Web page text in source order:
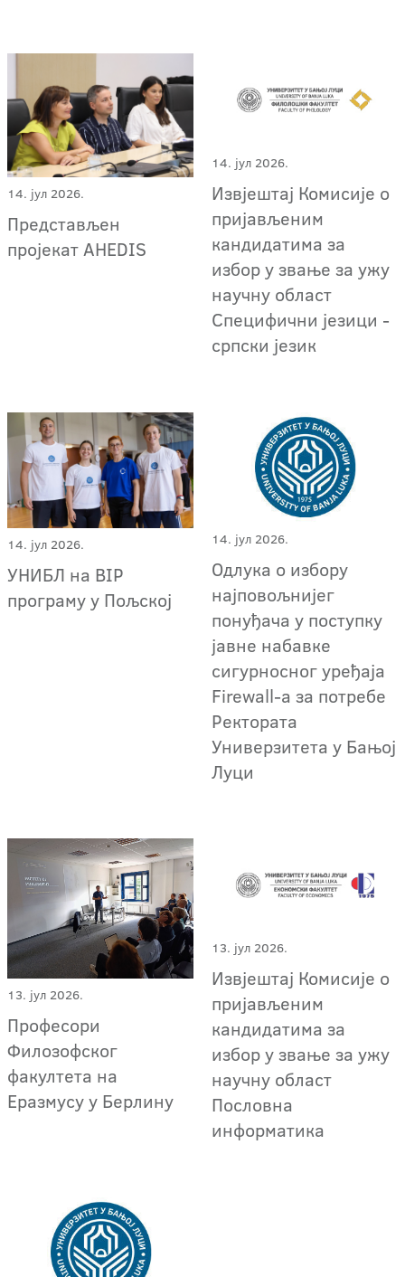
14. јул 2026.
Представљен
пројекат AHEDIS
14. јул 2026.
Извјештај Комисије о
пријављеним
кандидатима за
избор у звање за ужу
научну област
Специфични језици -
српски језик
14. јул 2026.
УНИБЛ на BIP
програму у Пољској
14. јул 2026.
Oдлука о избору
најповољнијег
понуђача у поступку
јавне набавке
сигурносног уређаја
Firewall-a за потребе
Ректората
Универзитета у Бањој
Луци
13. јул 2026.
Професори
Филозофског
факултета на
Еразмусу у Берлину
13. јул 2026.
Извјештај Комисије о
пријављеним
кандидатима за
избор у звање за ужу
научну област
Пословна
информатика